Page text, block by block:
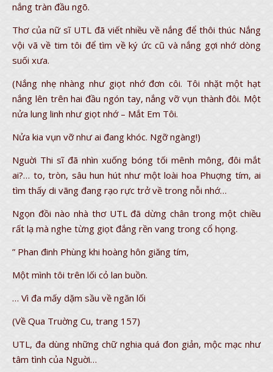
nắng tràn đầu ngõ.
Thơ của nữ sĩ UTL đã viết nhiều về nắng để thôi thúc Nắng
vội vã về tim tôi để tìm về ký ức cũ và nắng gợi nhớ dòng
suối xưa.
(Nắng nhẹ nhàng như giọt nhớ đơn côi. Tôi nhặt một hạt
nắng lên trên hai đầu ngón tay, nắng vỡ vụn thành đôi. Một
nửa lung linh như giọt nhớ – Mắt Em Tôi.
Nửa kia vụn vỡ như ai đang khóc. Ngỡ ngàng!)
Nguời Thi sĩ đã nhìn xuống bóng tối mênh mông, đôi mắt
ai?… to, tròn, sâu hun hút như một loài hoa Phuợng tím, ai
tìm thấy di vãng đang rạo rực trở về trong nỗi nhớ…
Ngọn đồi nào nhà thơ UTL đã dừng chân trong một chiều
rất lạ mà nghe từng giọt đắng rền vang trong cổ họng.
” Phan đinh Phùng khi hoàng hôn giăng tím,
Một mình tôi trên lối cỏ lan buồn.
… Vì đa mấy dặm sầu về ngăn lối
(Về Qua Truờng Cu, trang 157)
UTL, đa dùng những chữ nghia quá đon giản, mộc mạc như
tâm tình của Nguời…